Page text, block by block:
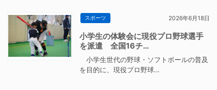
スポーツ 2026年6月18日
小学生の体験会に現役プロ野球選手
を派遣 全国16チ…
小学生世代の野球・ソフトボールの普及
を目的に、現役プロ野球…